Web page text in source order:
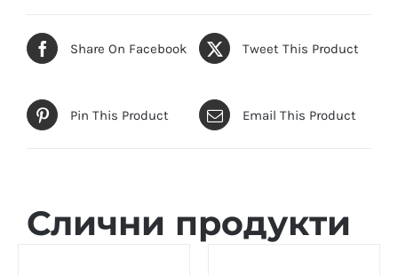
Share On Facebook Tweet This Product
Pin This Product Email This Product
Слични продукти